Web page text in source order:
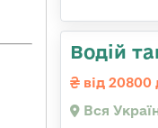
Водій
від 20800
Вся